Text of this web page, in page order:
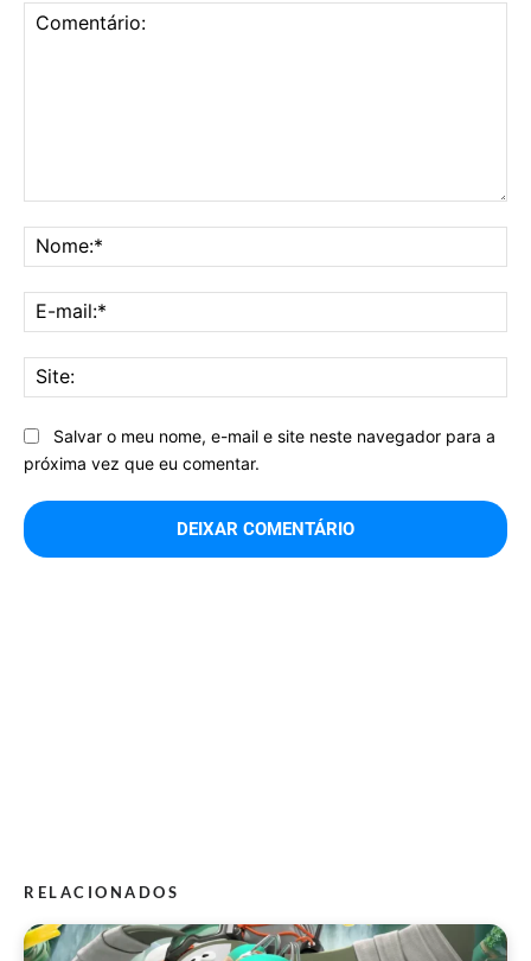
Salvar o meu nome, e-mail e site neste navegador para a
próxima vez que eu comentar.
RELACIONADOS